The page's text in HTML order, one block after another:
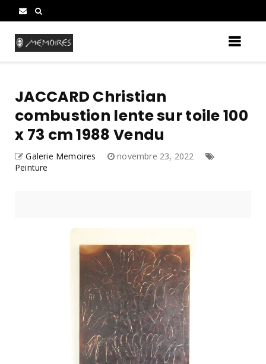
JACCARD Christian
combustion lente sur toile 100
x 73 cm 1988 Vendu
Galerie Memoires
novembre 23, 2022
Peinture